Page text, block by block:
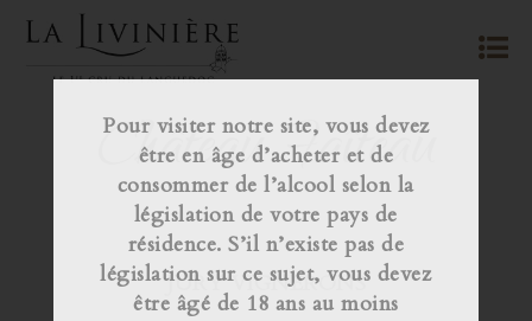
Pour visiter notre site, vous devez
être en âge d’acheter et de
consommer de l’alcool selon la
législation de votre pays de
résidence. S’il n’existe pas de
législation sur ce sujet, vous devez
être âgé de 18 ans au moins
Château Faîteau
JURY VIGNERONS